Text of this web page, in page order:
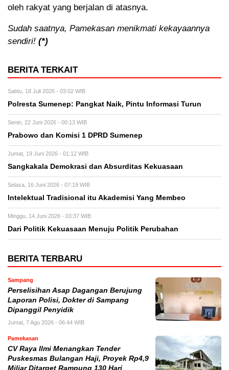
oleh rakyat yang berjalan di atasnya.
Sudah saatnya, Pamekasan menikmati kekayaannya
sendiri! (*)
BERITA TERKAIT
Sabtu, 18 Juli 2026 - 03:02 WIB
Polresta Sumenep: Pangkat Naik, Pintu Informasi Turun
Senin, 22 Juni 2026 - 00:13 WIB
Prabowo dan Komisi 1 DPRD Sumenep
Jumat, 19 Juni 2026 - 01:12 WIB
Sangkakala Demokrasi dan Absurditas Kekuasaan
Selasa, 16 Juni 2026 - 07:19 WIB
Intelektual Tradisional itu Akademisi Yang Membeo
Minggu, 14 Juni 2026 - 03:37 WIB
Dari Politik Kekuasaan Menuju Politik Perubahan
BERITA TERBARU
Sampang
Perselisihan Asap Dagangan Berujung
Laporan Polisi, Dokter di Sampang
Dipanggil Penyidik
Jumat, 7 Agu 2026 - 06:44 WIB
Pamekasan
CV Raya Ilmi Menangkan Tender
Puskesmas Bulangan Haji, Proyek Rp4,9
Miliar Ditarget Rampung 130 Hari